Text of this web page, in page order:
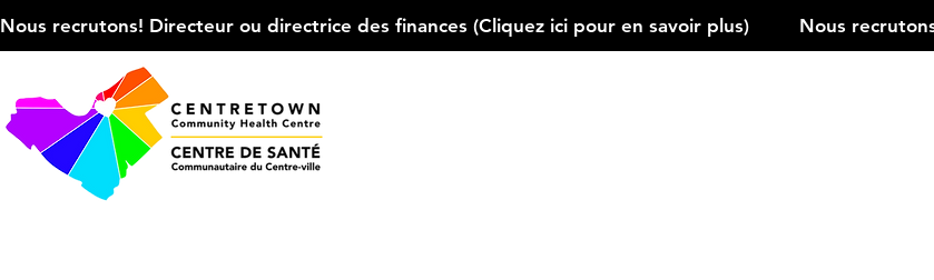
Nous recrutons! Directeur ou directrice des finances (Cliquez ici pour en savoir plus)